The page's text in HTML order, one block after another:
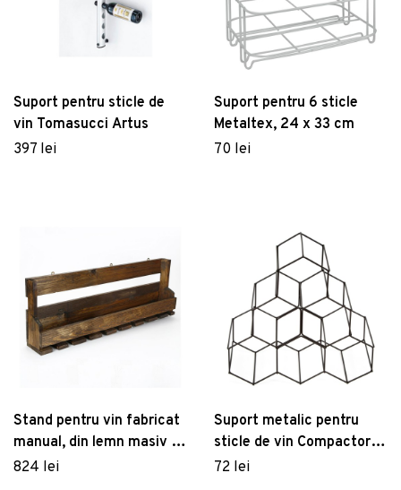
Suport pentru sticle de
vin Tomasucci Artus
397 lei
Suport pentru 6 sticle
Metaltex, 24 x 33 cm
70 lei
Stand pentru vin fabricat
manual, din lemn masiv cu
suport pentru pahare
824 lei
Suport metalic pentru
sticle de vin Compactor,
negru
72 lei